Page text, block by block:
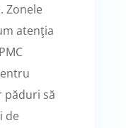
Zonele
atenţia
păduri să
de